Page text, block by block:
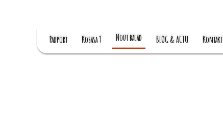
Padport Kosasa ? Nout balad BLOG & ACTU Kontakt